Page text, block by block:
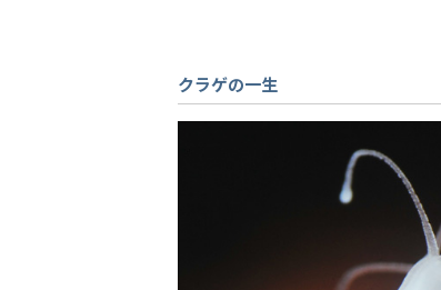
クラゲの一生